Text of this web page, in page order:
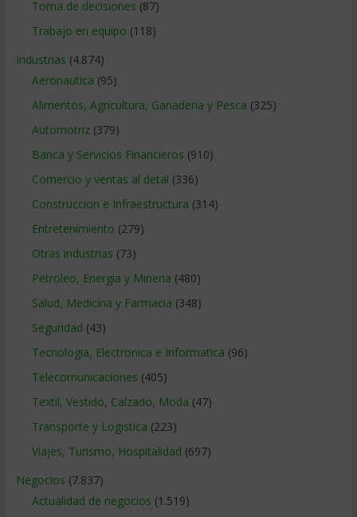
Toma de decisiones (87)
Trabajo en equipo (118)
Industrias (4.874)
Aeronautica (95)
Alimentos, Agricultura, Ganaderia y Pesca (325)
Automotriz(379)
Banca y Servicios Financieros (910)
Comercio y ventas al detal (336)
Construccion e Infraestructura (314)
Entretenimiento (279)
Otras industrias (73)
Petroleo, Energia y Mineria (480)
Salud, Medicina y Farmacia (348)
Seguridad (43)
Tecnologia, Electronica e Informatica (96)
Telecomunicaciones (405)
Textil, Vestido, Calzado, Moda (47)
Transporte y Logistica (223)
Viajes, Turismo, Hospitalidad (697)
Negocios (7.837)
Actualidad de negocios (1.519)